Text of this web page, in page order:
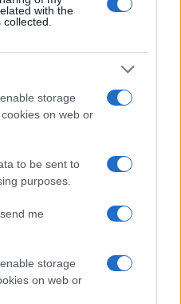
with the
storage
on web or
to be sent to
purposes.
me
storage
on web or
voce delle notizie di
notte in cui seguì il corteo
di chiedere carte e
verifiche sul campo.
l’agenda delle emergenze
collezione di vecchie